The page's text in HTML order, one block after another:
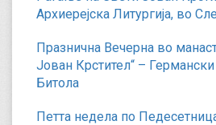
Архиерејска Литургија, во
Празнична Вечерна во
Јован Крстител“ –
Битола
Петта недела по